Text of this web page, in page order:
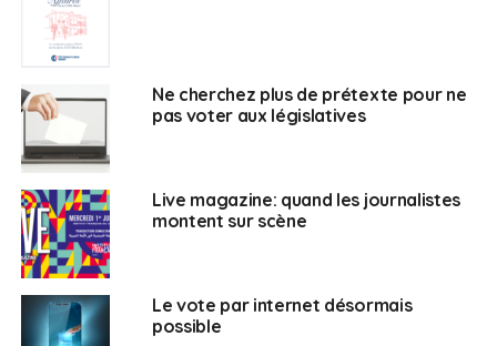
SUJETS ASSOCIÉS:
Français au Liban
Ne cherchez plus de prétexte pour ne
pas voter aux législatives
Live magazine: quand les journalistes
montent sur scène
Le vote par internet désormais
possible